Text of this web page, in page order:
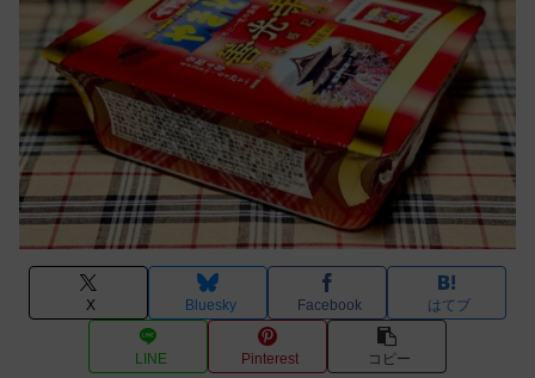
X Bluesky Facebook はてブ
LINE Pinterest コピー